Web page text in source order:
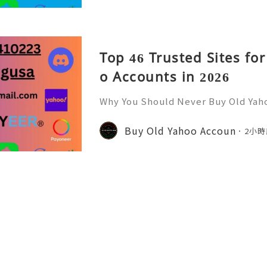
Top 46 Trusted Sites
o Accounts in 2026
Why You Should Never Buy Old
onal communication, business
ccount recovery. Because of
Buy Old Yahoo Accoun 2小